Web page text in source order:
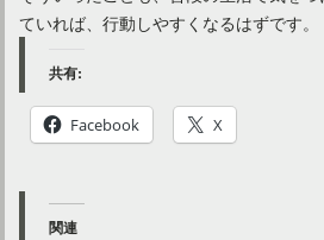
ていれば、行動しやすくなるはずです。
共有:
Facebook X
関連